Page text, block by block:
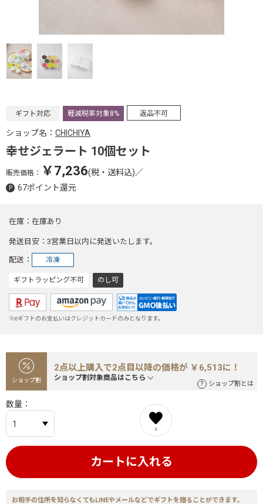
ギフト対応 軽減税率対象8% 返品不可
ショップ名： CHICHIYA
幸せジェラート 10個セット
販売価格： ￥7,236(税・送料込)／
67ポイント還元
在庫 在庫あり
発送目安 3営業日以内に発送いたします。
配送 冷凍
ギフトラッピング不可 のし可
※eギフトのお支払いはクレジットカードのみとなります。
ショップ割
2点以上購入で2点目以降の価格が ￥6,513に！
ショップ割対象商品はこちら
ショップ割とは
数量
2
カートに入れる
お相手の住所を知らなくてもLINEやメールなどでギフトを贈ることができます。